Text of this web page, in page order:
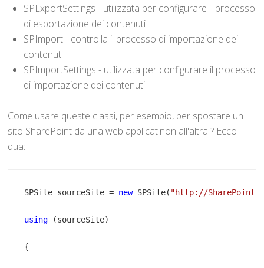
SPExportSettings - utilizzata per configurare il processo
di esportazione dei contenuti
SPImport - controlla il processo di importazione dei
contenuti
SPImportSettings - utilizzata per configurare il processo
di importazione dei contenuti
Come usare queste classi, per esempio, per spostare un
sito SharePoint da una web applicatinon all'altra ? Ecco
qua:
SPSite sourceSite = new SPSite( "http://
using